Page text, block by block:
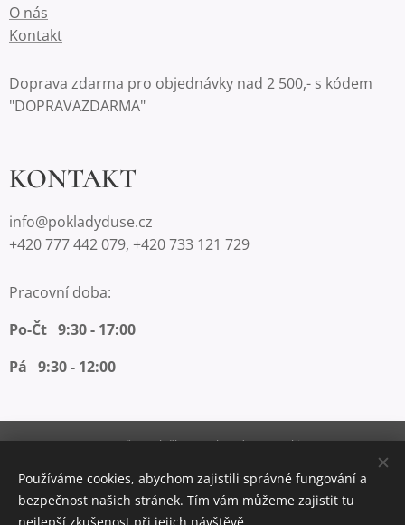
O nás
Kontakt
Doprava zdarma pro objednávky nad 2 500,- s kódem
"DOPRAVAZDARMA"
KONTAKT
info@pokladyduse.cz
+420 777 442 079, +420 733 121 729
Pracovní doba:
Po-Čt 9:30 - 17:00
Pá 9:30 - 12:00
Vytvořeno službouWebnode Cookies
Měna
CZK Kč
EUR €
Používáme cookies, abychom zajistili správné fungování a
bezpečnost našich stránek. Tím vám můžeme zajistit tu